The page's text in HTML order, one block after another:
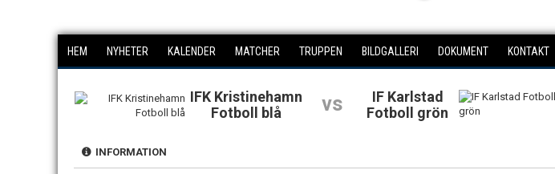
HEM NYHETER KALENDER MATCHER TRUPPEN BILDGALLERI DOKUMENT KONTAKT
IFK Kristinehamn
Fotboll blå
vs
IF Karlstad
Fotboll grön
INFORMATION